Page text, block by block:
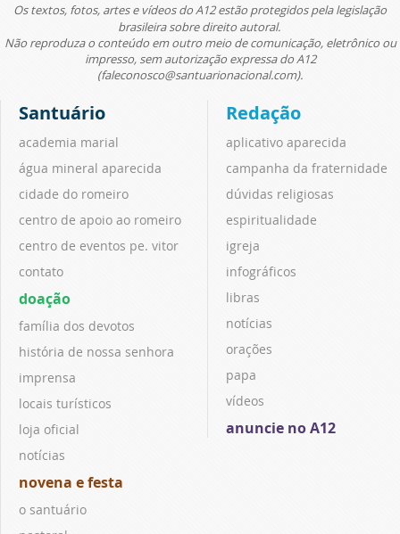
Os textos, fotos, artes e vídeos do A12 estão protegidos pela legislação
brasileira sobre direito autoral.
Não reproduza o conteúdo em outro meio de comunicação, eletrônico ou
impresso, sem autorização expressa do A12
(faleconosco@santuarionacional.com).
Santuário
academia marial
água mineral aparecida
cidade do romeiro
centro de apoio ao romeiro
centro de eventos pe. vitor
contato
doação
família dos devotos
história de nossa senhora
imprensa
locais turísticos
loja oficial
notícias
novena e festa
o santuário
Redação
aplicativo aparecida
campanha da fraternidade
dúvidas religiosas
espiritualidade
igreja
infográficos
libras
notícias
orações
papa
vídeos
anuncie no A12